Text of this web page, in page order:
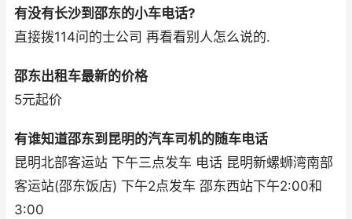
有没有长沙到邵东的小车电话?
直接拨114问的士公司 再看看别人怎么说的.
邵东出租车最新的价格
5元起价
有谁知道邵东到昆明的汽车司机的随车电话
昆明北部客运站 下午三点发车 电话 昆明新螺蛳湾南部
客运站(邵东饭店) 下午2点发车 邵东西站下午2:00和
3:00